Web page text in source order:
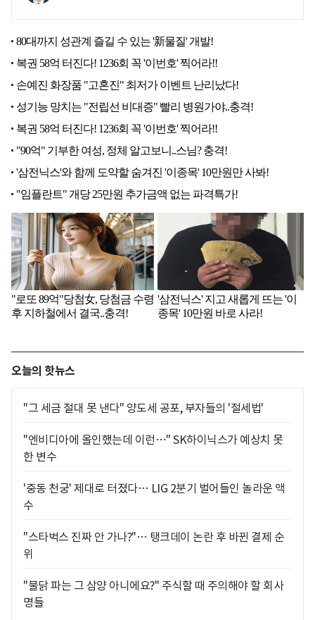
오늘의 핫뉴스
"그 세금 절대 못 낸다" 양도세 공포, 부자들의 '절세법'
"엔비디아에 올인했는데 이런…" SK하이닉스가 예상치 못
한 변수
'중동 천궁' 제대로 터졌다… LIG 2분기 벌어들인 놀라운 액
수
"스타벅스 진짜 안 가나?"… 탱크데이 논란 후 바뀐 결제 순
위
"불닭 파는 그 삼양 아니에요?" 주식할 때 주의해야 할 회사
명들